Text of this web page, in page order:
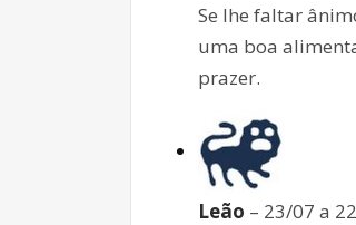
Se lhe faltar
uma boa
prazer.
Leão – 23/07 a